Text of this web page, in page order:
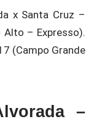
x Santa Cruz –
Alto – Expresso).
(Campo Grande
–